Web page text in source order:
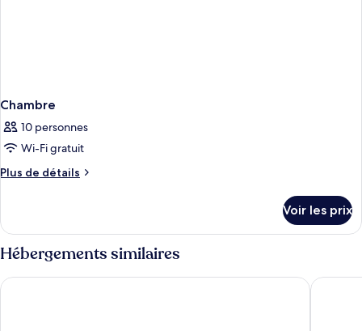
Chambre
10 personnes
Wi-Fi gratuit
Plus de détails
Plus
le
type
de
chambre
Chambre
Voir les prix
Hébergements similaires
Residence Inn by Marriott Miami Beach Surfside Grand